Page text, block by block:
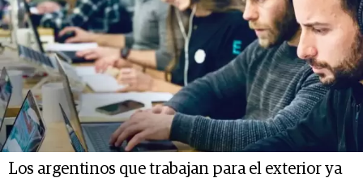
Los argentinos que trabajan para el exterior ya